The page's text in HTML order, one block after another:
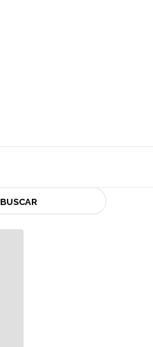
BUSCAR